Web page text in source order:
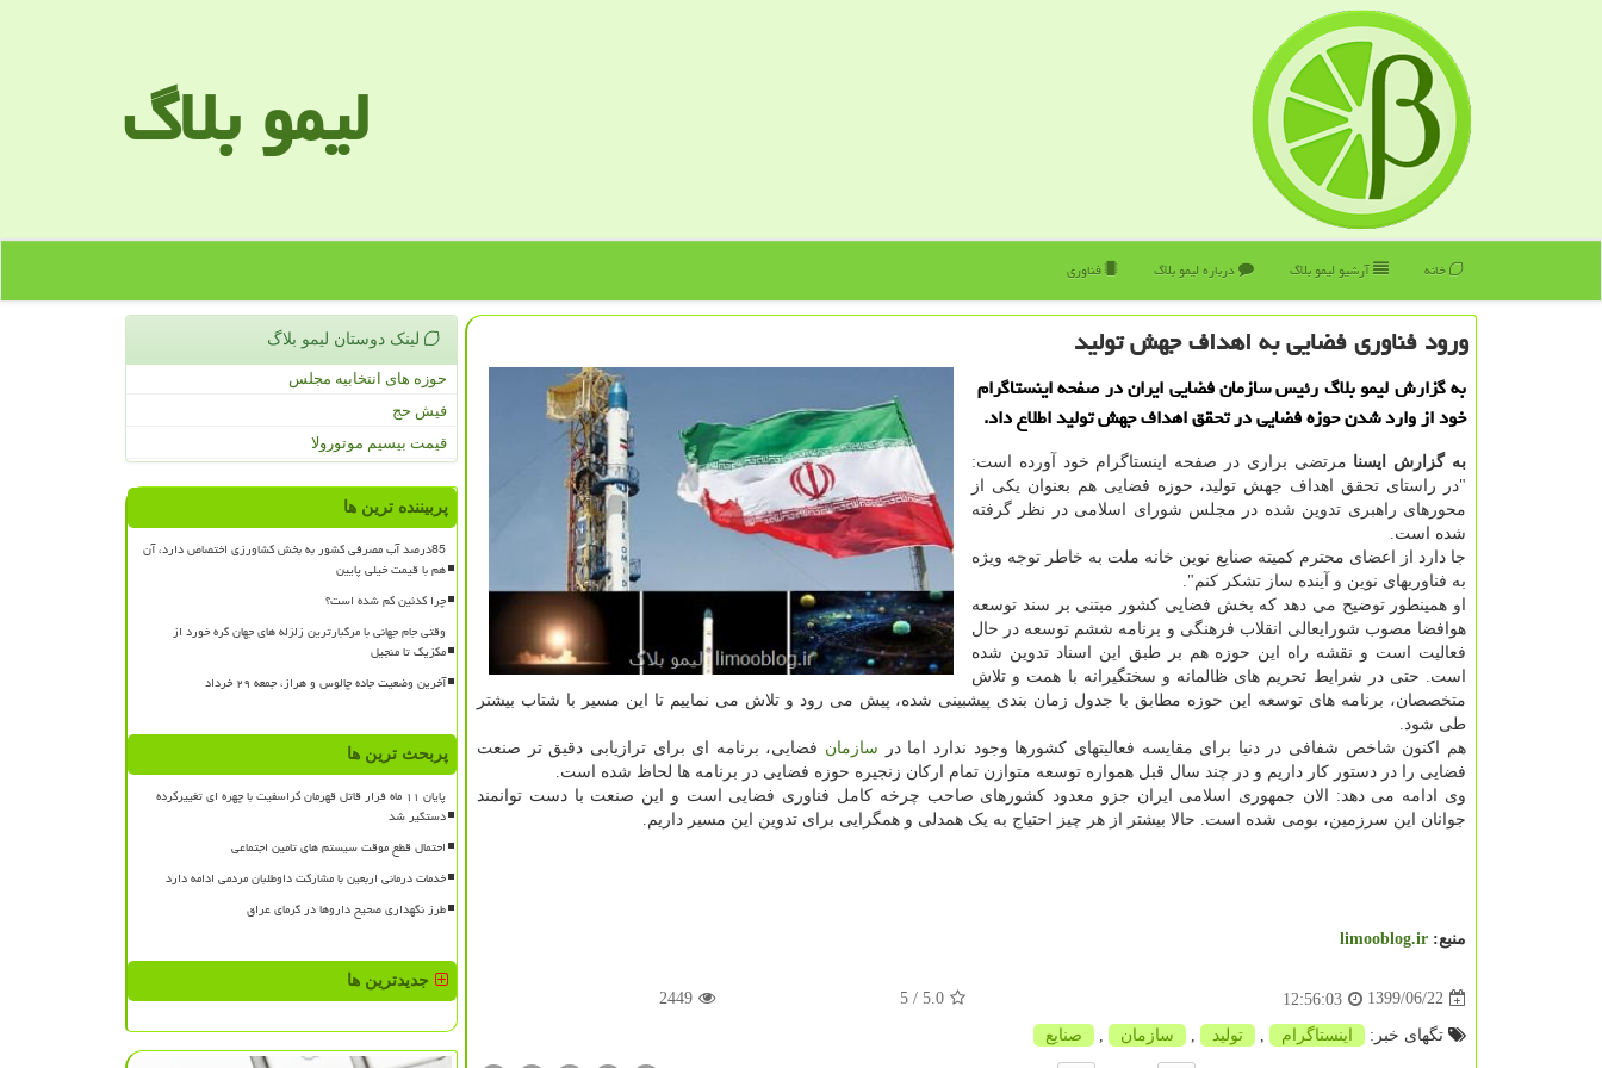
لیمو بلاگ
خانه آرشیو لیمو بلاگ درباره لیمو بلاگ فناوری
ورود فناوری فضایی به اهداف جهش تولید
به گزارش لیمو بلاگ رئیس سازمان فضایی ایران در صفحه اینستاگرام
خود از وارد شدن حوزه فضایی در تحقق اهداف جهش تولید اطلاع داد.
به گزارش ایسنا مرتضی براری در صفحه اینستاگرام خود آورده است:
"در راستای تحقق اهداف جهش تولید، حوزه فضایی هم بعنوان یکی از
محورهای راهبری تدوین شده در مجلس شورای اسلامی در نظر گرفته
شده است.
جا دارد از اعضای محترم کمیته صنایع نوین خانه ملت به خاطر توجه ویژه
به فناوری‎های نوین و آینده ساز تشکر کنم".
او همینطور توضیح می دهد که بخش فضایی کشور مبتنی بر سند توسعه
هوافضا مصوب شورایعالی انقلاب فرهنگی و برنامه ششم توسعه در حال
فعالیت است و نقشه راه این حوزه هم بر طبق این اسناد تدوین شده
است. حتی در شرایط تحریم های ظالمانه و سختگیرانه با همت و تلاش
متخصصان، برنامه های توسعه این حوزه مطابق با جدول زمان بندی پیشبینی شده، پیش می رود و تلاش می نماییم تا این مسیر با شتاب بیشتر
طی شود.
هم اکنون شاخص شفافی در دنیا برای مقایسه فعالیتهای کشورها وجود ندارد اما در سازمان فضایی، برنامه ای برای ترازیابی دقیق تر صنعت
فضایی را در دستور کار داریم و در چند سال قبل همواره توسعه متوازن تمام ارکان زنجیره حوزه فضایی در برنامه ها لحاظ شده است.
وی ادامه می دهد: الان جمهوری اسلامی ایران جزو معدود کشورهای صاحب چرخه کامل فناوری فضایی است و این صنعت با دست توانمند
جوانان این سرزمین، بومی شده است. حالا بیشتر از هر چیز احتیاج به یک همدلی و همگرایی برای تدوین این مسیر داریم.
منبع: limooblog.ir
1399/06/22
12:56:03
5.0
/ 5
2449
تگهای خبر: اینستاگرام تولید سازمان صنایع
لینک دوستان لیمو بلاگ
حوزه های انتخابیه مجلس
فیش حج
قیمت بیسیم موتورولا
پربیننده ترین ها
85درصد آب مصرفی کشور به بخش کشاورزی اختصاص دارد، آن
هم با قیمت خیلی پایین
چرا کدئین کم شده است؟
وقتی جام جهانی با مرگبارترین زلزله های جهان گره خورد از
مکزیک تا منجیل
آخرین وضعیت جاده چالوس و هراز، جمعه ۲۹ خرداد
پربحث ترین ها
پایان ۱۱ ماه فرار قاتل قهرمان کراسفیت با چهره ای تغییرکرده
دستگیر شد
احتمال قطع موقت سیستم های تامین اجتماعی
خدمات درمانی اربعین با مشارکت داوطلبان مردمی ادامه دارد
طرز نگهداری صحیح داروها در گرمای عراق
جدیدترین ها